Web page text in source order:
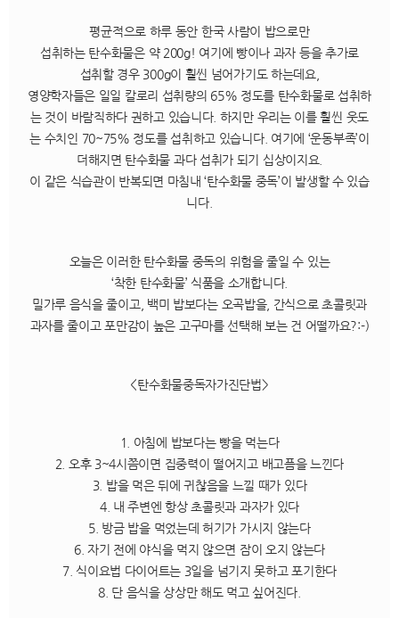
평균적으로 하루 동안 한국 사람이 밥으로만
섭취하는 탄수화물은 약 200g! 여기에 빵이나 과자 등을 추가로
섭취할 경우 300g이 훨씬 넘어가기도 하는데요,
영양학자들은 일일 칼로리 섭취량의 65% 정도를 탄수화물로 섭취하
는 것이 바람직하다 권하고 있습니다. 하지만 우리는 이를 훨씬 웃도
는 수치인 70~75% 정도를 섭취하고 있습니다. 여기에 ‘운동부족’이
더해지면 탄수화물 과다 섭취가 되기 십상이지요.
이 같은 식습관이 반복되면 마침내 ‘탄수화물 중독’이 발생할 수 있습
니다.
오늘은 이러한 탄수화물 중독의 위험을 줄일 수 있는
‘착한 탄수화물’ 식품을 소개합니다.
밀가루 음식을 줄이고, 백미 밥보다는 오곡밥을, 간식으로 초콜릿과
과자를 줄이고 포만감이 높은 고구마를 선택해 보는 건 어떨까요?:-)
<탄수화물중독자가진단법>
1. 아침에 밥보다는 빵을 먹는다
2. 오후 3~4시쯤이면 집중력이 떨어지고 배고픔을 느낀다
3. 밥을 먹은 뒤에 귀찮음을 느낄 때가 있다
4. 내 주변엔 항상 초콜릿과 과자가 있다
5. 방금 밥을 먹었는데 허기가 가시지 않는다
6. 자기 전에 야식을 먹지 않으면 잠이 오지 않는다
7. 식이요법 다이어트는 3일을 넘기지 못하고 포기한다
8. 단 음식을 상상만 해도 먹고 싶어진다.